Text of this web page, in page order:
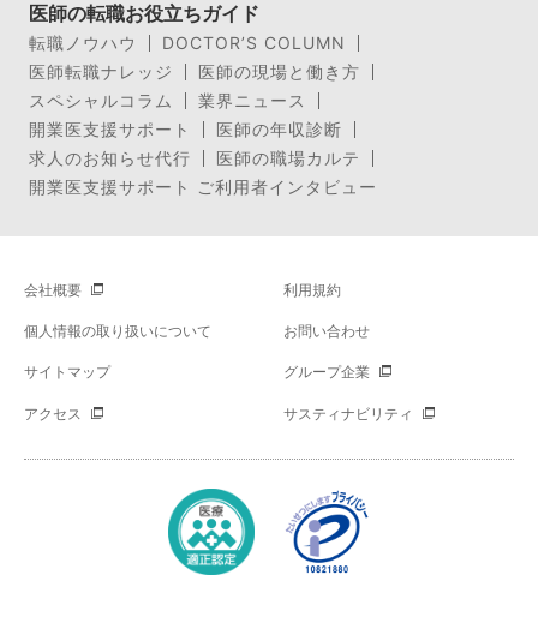
医師の転職お役立ちガイド
転職ノウハウ
DOCTOR’S COLUMN
医師転職ナレッジ
医師の現場と働き方
スペシャルコラム
業界ニュース
開業医支援サポート
医師の年収診断
求人のお知らせ代行
医師の職場カルテ
開業医支援サポート ご利用者インタビュー
会社概要 利用規約
個人情報の取り扱いについて お問い合わせ
サイトマップ グループ企業
アクセス サスティナビリティ